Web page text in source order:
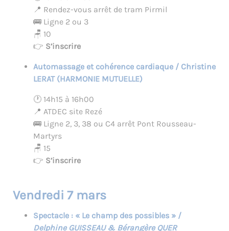
📍 Rendez-vous arrêt de tram Pirmil
🚌 Ligne 2 ou 3
🪑 10
👉 S’inscrire
Automassage et cohérence cardiaque / Christine
LERAT (HARMONIE MUTUELLE)
🕐 14h15 à 16h00
📍 ATDEC site Rezé
🚌 Ligne 2, 3, 38 ou C4 arrêt Pont Rousseau-
Martyrs
🪑 15
👉 S’inscrire
Vendredi 7 mars
Spectacle : « Le champ des possibles » /
Delphine GUISSEAU & Bérangère QUER